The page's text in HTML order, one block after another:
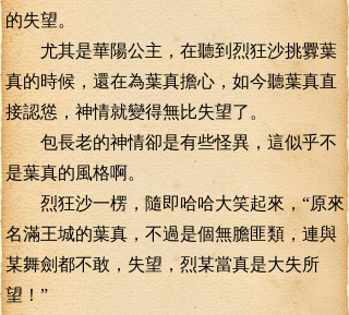
的失望。
尤其是華陽公主，在聽到烈狂沙挑釁葉
真的時候，還在為葉真擔心，如今聽葉真直
接認慫，神情就變得無比失望了。
包長老的神情卻是有些怪異，這似乎不
是葉真的風格啊。
烈狂沙一楞，隨即哈哈大笑起來，“原來
名滿王城的葉真，不過是個無膽匪類，連與
某舞劍都不敢，失望，烈某當真是大失所
望！”